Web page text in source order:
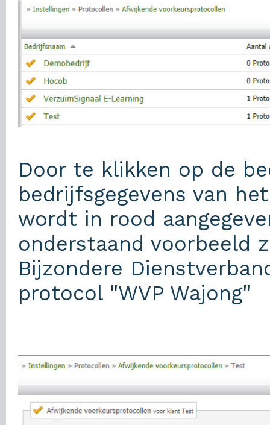
Door te klikken op de
bedrijfsgegevens van
wordt in rood
onderstaand voorbeeld
Bijzondere
protocol "WVP Wajong"